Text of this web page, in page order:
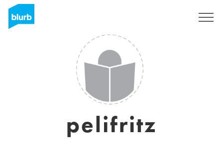
pelifritz